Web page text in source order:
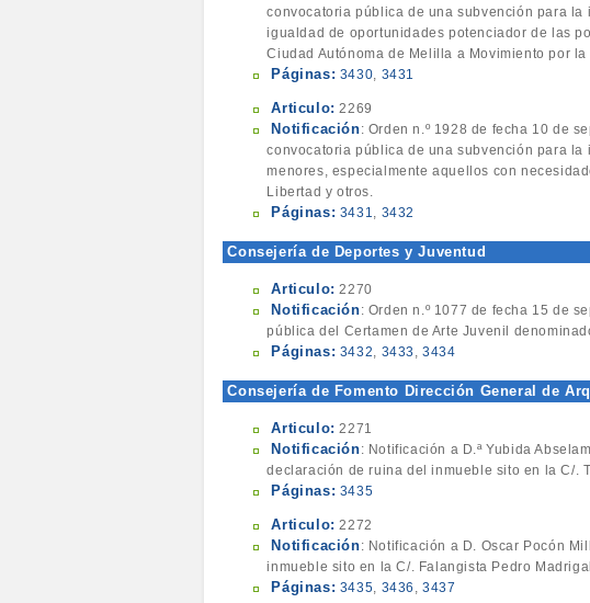
convocatoria pública de una subvención para
igualdad de oportunidades potenciador de las
Ciudad Autónoma de Melilla a Movimiento por
Páginas: 3430, 3431
Articulo: 2269
Notificación: Orden n.º 1928 de fecha 10 de
convocatoria pública de una subvención para
menores, especialmente aquellos con
Libertad y otros.
Páginas: 3431, 3432
Consejería de Deportes y Juventud
Articulo: 2270
Notificación: Orden n.º 1077 de fecha 15 de
pública del Certamen de Arte Juvenil
Páginas: 3432, 3433 ,3434
Consejería de Fomento Dirección General de
Articulo: 2271
Notificación: Notificación a D.ª Yubida
declaración de ruina del inmueble sito en la C/.
Páginas: 3435
Articulo: 2272
Notificación: Notificación a D. Oscar Pocón
inmueble sito en la C/. Falangista Pedro
Páginas: 3435, 3436 ,3437